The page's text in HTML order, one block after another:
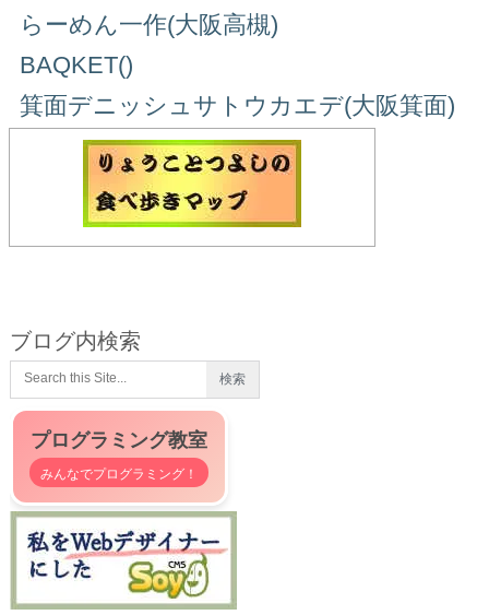
らーめん一作(大阪高槻)
BAQKET()
箕面デニッシュサトウカエデ(大阪箕面)
ブログ内検索
プログラミング教室
みんなでプログラミング！